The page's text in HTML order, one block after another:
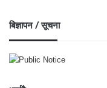
बिज्ञापन / सूचना